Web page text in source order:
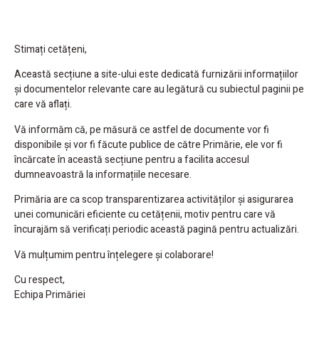
Stimați cetățeni,
Această secțiune a site-ului este dedicată furnizării informațiilor
și documentelor relevante care au legătură cu subiectul paginii pe
care vă aflați.
Vă informăm că, pe măsură ce astfel de documente vor fi
disponibile și vor fi făcute publice de către Primărie, ele vor fi
încărcate în această secțiune pentru a facilita accesul
dumneavoastră la informațiile necesare.
Primăria are ca scop transparentizarea activităților și asigurarea
unei comunicări eficiente cu cetățenii, motiv pentru care vă
încurajăm să verificați periodic această pagină pentru actualizări.
Vă mulțumim pentru înțelegere și colaborare!
Cu respect,
Echipa Primăriei